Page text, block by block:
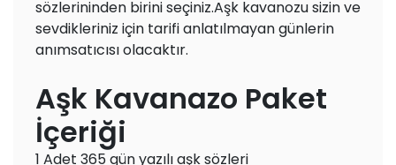
sözlerininden birini seçiniz.Aşk kavanozu sizin ve
sevdikleriniz için tarifi anlatılmayan günlerin
anımsatıcısı olacaktır.
Aşk Kavanazo Paket
İçeriği
1 Adet 365 gün yazılı aşk sözleri